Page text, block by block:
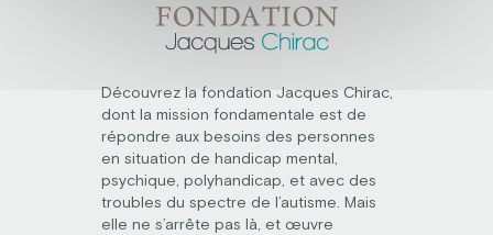
Découvrez la fondation Jacques Chirac,
dont la mission fondamentale est de
répondre aux besoins des personnes
en situation de handicap mental,
psychique, polyhandicap, et avec des
troubles du spectre de l’autisme. Mais
elle ne s’arrête pas là, et œuvre